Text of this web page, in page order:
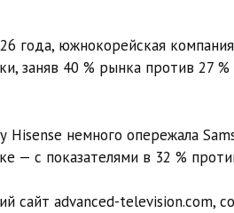
года, южнокорейская
заняв 40 % рынка против 27
немного опережала
— с показателями в 32 %
сайт advanced-television.com,